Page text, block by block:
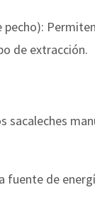
de extracción.
sacaleches
fuente de